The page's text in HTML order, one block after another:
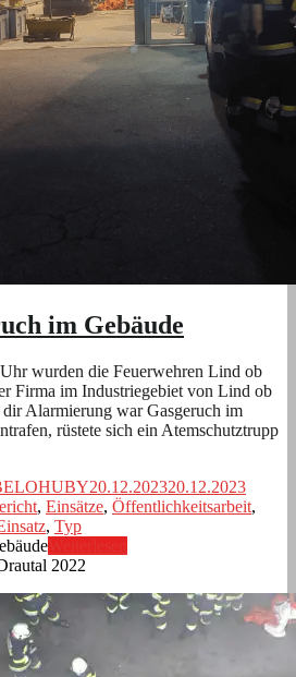
im Gebäude
wurden die Feuerwehren Lind ob
Firma im Industriegebiet von Lind ob
Alarmierung war Gasgeruch im
rüstete sich ein Atemschutztrupp
20.12.202320.12.2023
, Einsätze, Öffentlichkeitsarbeit,
, Typ
2022